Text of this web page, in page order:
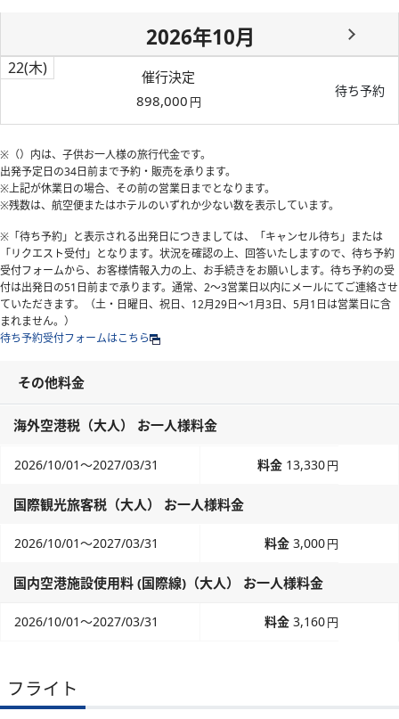
2026年10月
22(木)
催行決定
898,000 円
待ち予約
※（）内は、子供お一人様の旅行代金です。
出発予定日の34日前まで予約・販売を承ります。
※上記が休業日の場合、その前の営業日までとなります。
※残数は、航空便またはホテルのいずれか少ない数を表示しています。
※「待ち予約」と表示される出発日につきましては、「キャンセル待ち」または
「リクエスト受付」となります。状況を確認の上、回答いたしますので、待ち予約
受付フォームから、お客様情報入力の上、お手続きをお願いします。待ち予約の受
付は出発日の51日前まで承ります。通常、2～3営業日以内にメールにてご連絡させ
ていただきます。（土・日曜日、祝日、12月29日～1月3日、5月1日は営業日に含
まれません。）
待ち予約受付フォームはこちら
その他料金
海外空港税（大人） お一人様料金
2026/10/01～2027/03/31 13,330円
国際観光旅客税（大人） お一人様料金
2026/10/01～2027/03/31 3,000円
国内空港施設使用料 (国際線)（大人） お一人様料金
2026/10/01～2027/03/31 3,160円
フライト